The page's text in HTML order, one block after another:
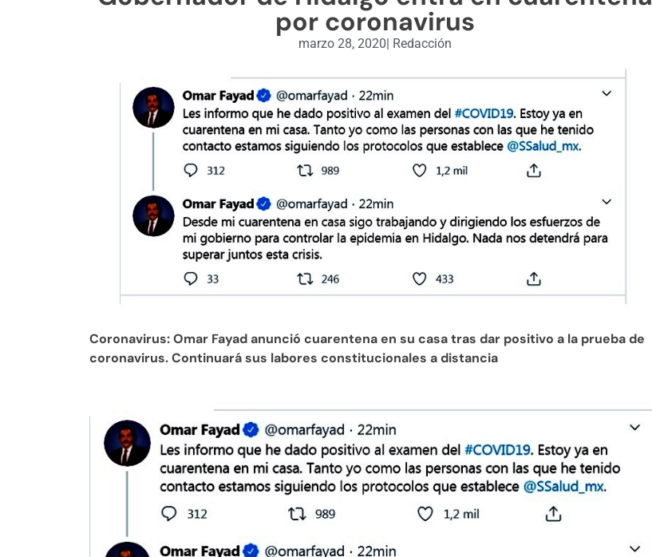
por coronavirus
marzo 28, 2020 Redacción
Coronavirus: Omar Fayad anunció cuarentena en su casa tras dar positivo a la prueba de
coronavirus. Continuará sus labores constitucionales a distancia